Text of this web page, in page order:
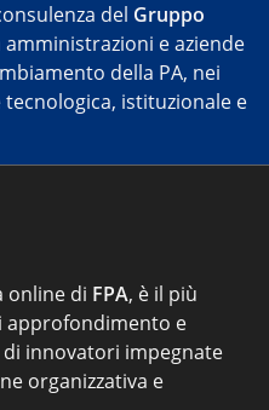
del Gruppo
amministrazioni e aziende
della PA, nei
istituzionale e
online di FPA, è il più
approfondimento e
innovatori impegnate
organizzativa e